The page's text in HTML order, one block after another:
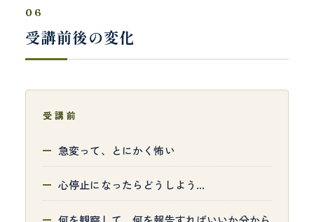
06
受講前後の変化
受講前
急変って、とにかく怖い
心停止になったらどうしよう…